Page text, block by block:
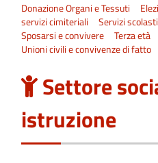
Donazione Organi e Tessuti
servizi cimiteriali
Servizi
Sposarsi e convivere
Terza età
Unioni civili e convivenze di fatto
Settore
istruzione